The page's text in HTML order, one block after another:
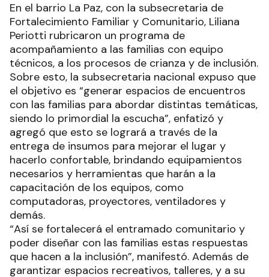
En el barrio La Paz, con la subsecretaria de
Fortalecimiento Familiar y Comunitario, Liliana
Periotti rubricaron un programa de
acompañamiento a las familias con equipo
técnicos, a los procesos de crianza y de inclusión.
Sobre esto, la subsecretaria nacional expuso que
el objetivo es “generar espacios de encuentros
con las familias para abordar distintas temáticas,
siendo lo primordial la escucha”, enfatizó y
agregó que esto se logrará a través de la
entrega de insumos para mejorar el lugar y
hacerlo confortable, brindando equipamientos
necesarios y herramientas que harán a la
capacitación de los equipos, como
computadoras, proyectores, ventiladores y
demás.
“Así se fortalecerá el entramado comunitario y
poder diseñar con las familias estas respuestas
que hacen a la inclusión”, manifestó. Además de
garantizar espacios recreativos, talleres, y a su